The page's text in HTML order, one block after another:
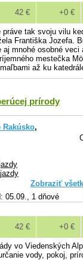
42 € +0 €
práve tak svoju vilu
Františka Jozefa.
mnohé osobné veci
mestečka
až ku
prírody
Rakúsko,
Zobraziť
05.09., 1 dňové
42 € +0 €
vo Viedenských
vody, pokoj,